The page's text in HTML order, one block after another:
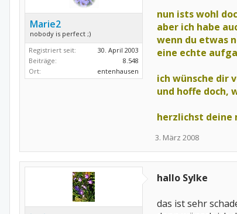
Marie2
nobody is perfect ;)
Registriert seit:
30. April 2003
Beiträge:
8.548
Ort:
entenhausen
nun ists wohl
aber ich habe
wenn du etwas
eine echte
ich wünsche dir
und hoffe doch,
herzlichst deine
3. März 2008
hallo Sylke
das ist sehr